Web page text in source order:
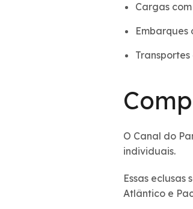
Cargas
Embarques
O Canal do
individuais.
Essas
Atlântico e